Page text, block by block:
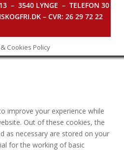
– 3540 LYNGE – TELEFON 30
– CVR: 26 29 72 22
Cookies Policy
improve your experience while
Out of these cookies, the
as necessary are stored on your
for the working of basic